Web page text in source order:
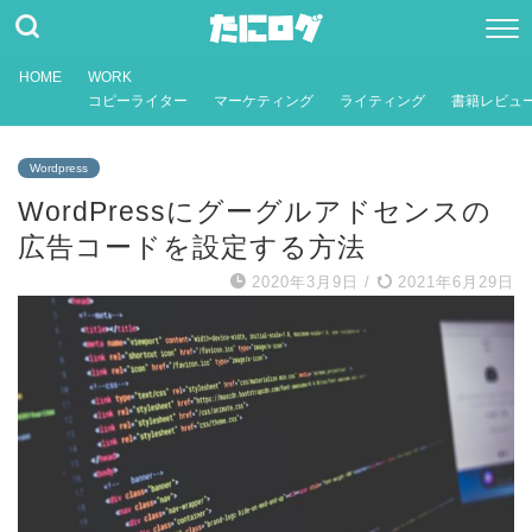
HOME
WORK
コピーライター
マーケティング ライティング 書籍レビュ
Wordpress
WordPressにグーグルアドセンスの
広告コードを設定する方法
2020年3月9日 / 2021年6月29日